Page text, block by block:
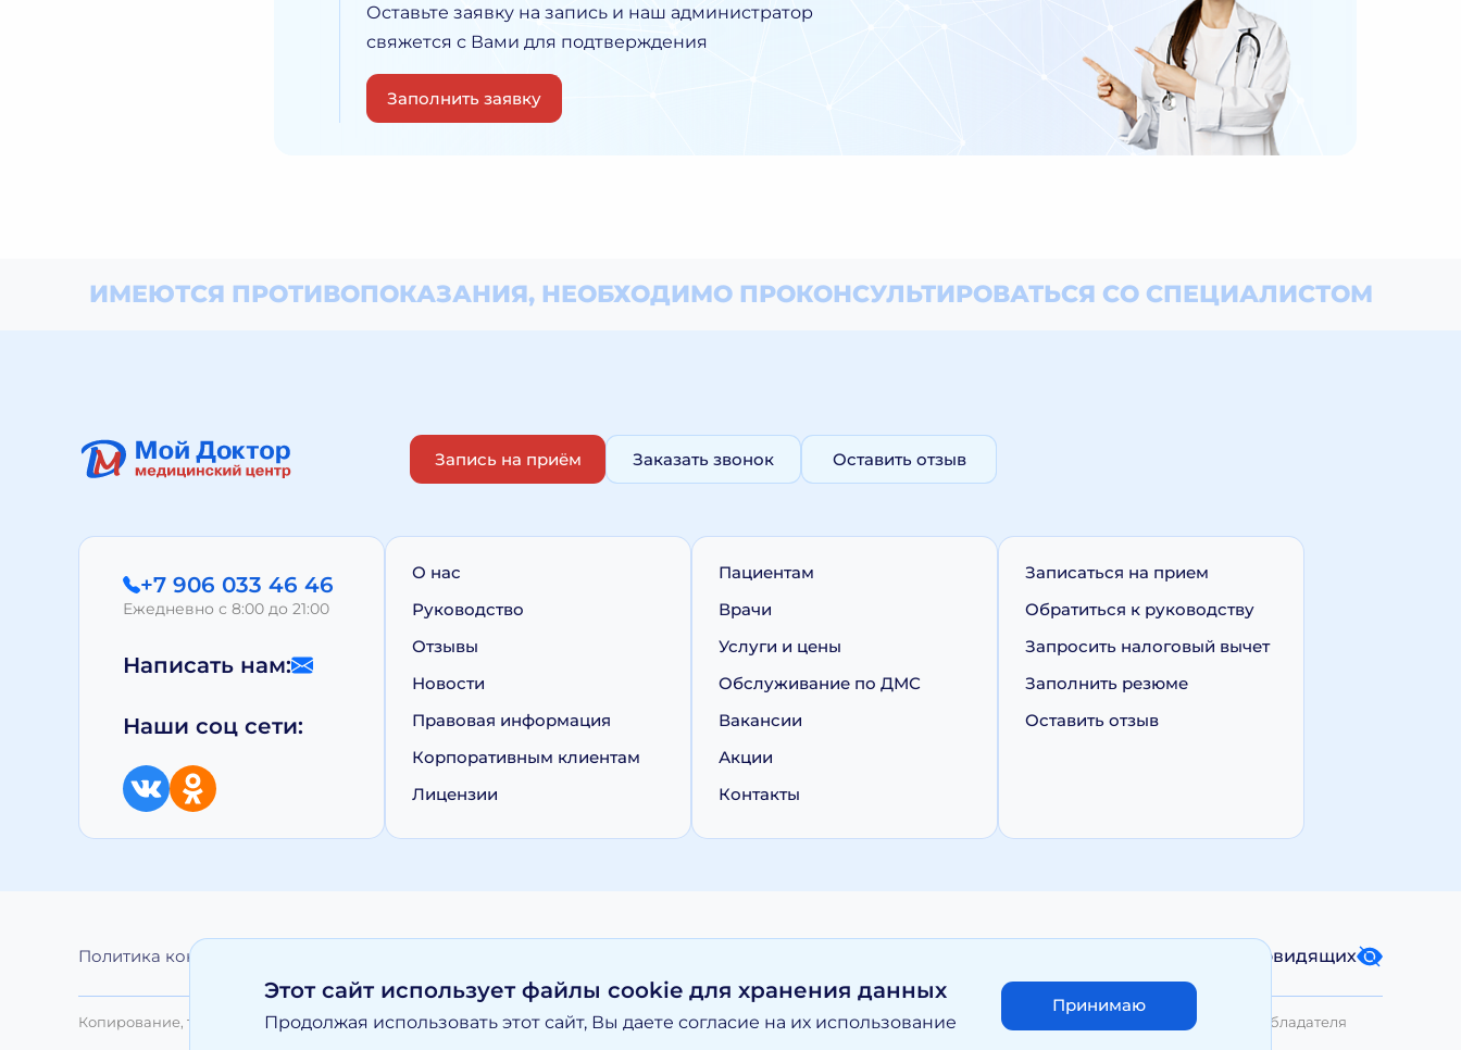
Оставьте заявку на запись и наш администратор
свяжется с Вами для подтверждения
Заполнить заявку
ИМЕЮТСЯ ПРОТИВОПОКАЗАНИЯ, НЕОБХОДИМОПРОКОНСУЛЬТИРОВАТЬСЯ СО СПЕЦИАЛИСТОМ
Запись на приём Заказать звонок Оставить отзыв
+7 906 033 46 46
Ежедневно с 8:00 до 21:00
Написать нам:
Наши соц сети:
О нас
Руководство
Отзывы
Новости
Правовая информация
Корпоративным клиентам
Лицензии
Пациентам
Врачи
Услуги и цены
Обслуживание по ДМС
Вакансии
Акции
Контакты
Записаться на прием
Обратиться к руководству
Запросить налоговый вычет
Заполнить резюме
Оставить отзыв
Версия для слабовидящих
Политика конфиденциальности
Копирование, тиражирование, а равно иное использование материалов, размещенных на moy-doktor.org возможно только с письменного разрешения Правообладателя
Этот сайт использует файлы cookie для хранения данных
Продолжая использовать этот сайт, Вы даете согласие на их использование
Принимаю